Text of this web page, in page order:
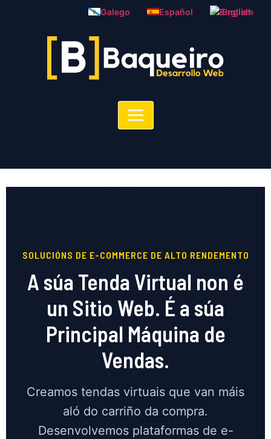
Galego Español English
SOLUCIÓNS DE E-COMMERCE DE ALTO RENDEMENTO
A súa Tenda Virtual non é
un Sitio Web. É a súa
Principal Máquina de
Vendas.
Creamos tendas virtuais que van máis
aló do carriño da compra.
Desenvolvemos plataformas de e-